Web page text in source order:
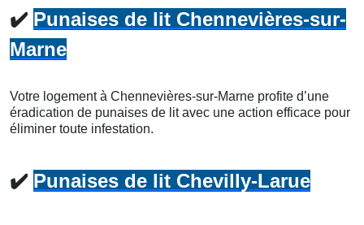
✔️ Punaises de lit Chennevières-sur-
Marne
Votre logement à Chennevières-sur-Marne profite d’une
éradication de punaises de lit avec une action efficace pour
éliminer toute infestation.
✔️ Punaises de lit Chevilly-Larue